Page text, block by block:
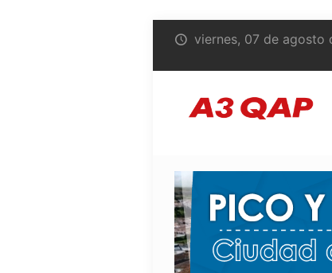
viernes, 07 de agosto